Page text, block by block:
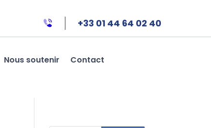
+33 01 44 64 02 40
Nous soutenir Contact